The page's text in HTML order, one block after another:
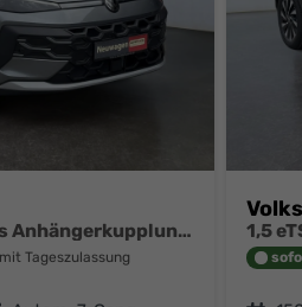
1,5 eTSI DSG LIFE LED Plus Anhängerkupplung Navigation Digital Pro Sitzheizung beheiztes Lenkrad 17 Zoll Alu 5J Garantie
Tageszulassung